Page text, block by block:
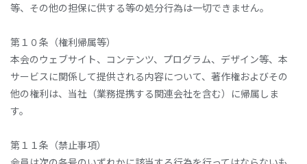
等、その他の担保に供する等の処分行為は一切できません。
第１０条（権利帰属等）
本会のウェブサイト、コンテンツ、プログラム、デザイン等、本
サービスに関係して提供される内容について、著作権およびその
他の権利は、当社（業務提携する関連会社を含む）に帰属しま
す。
第１１条（禁止事項）